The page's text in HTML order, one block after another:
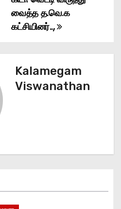
வைத்த த.வெ.க
கட்சியினர்..,
Kalamegam
Viswanathan